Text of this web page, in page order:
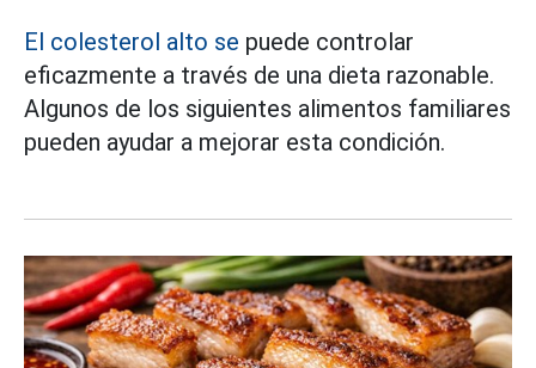
El colesterol alto se puede controlar
eficazmente a través de una dieta razonable.
Algunos de los siguientes alimentos familiares
pueden ayudar a mejorar esta condición.